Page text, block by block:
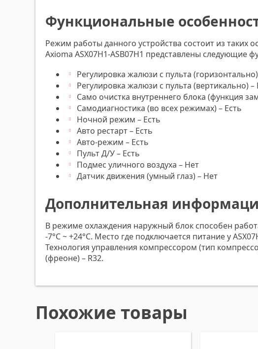
Функциональные
Режим работы данного устройства состоит из таких
Axioma ASX07H1-ASB07H1 представлены следующие
Регулировка жалюзи с пульта
Регулировка жалюзи с пульта (вертикально) –
Само очистка внутреннего блока (функция
Самодиагностика (во всех режимах) – Есть
Ночной режим – Есть
Авто рестарт – Есть
Авто-режим – Есть
Пульт Д/У – Есть
Подмес уличного воздуха – Нет
Датчик движения (умный глаз) – Нет
Дополнительная
В режиме охлаждения наружный блок способен
-7°C ~ +24°C. Место где подключается питание у
Технология управления компрессором (тип
(фреоне) – R32.
Похожие товары